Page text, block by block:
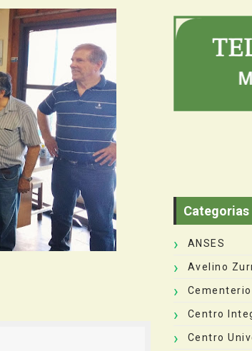
Categorias
ANSES
Avelino
Cementerio
Centro
Centro